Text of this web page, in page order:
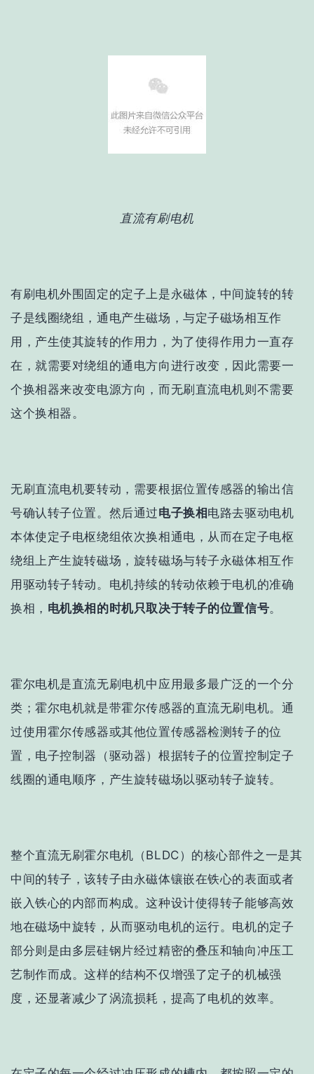
直流有刷电机
有刷电机外围固定的定子上是永磁体，中间旋转的转
子是线圈绕组，通电产生磁场，与定子磁场相互作
用，产生使其旋转的作用力，为了使得作用力一直存
在，就需要对绕组的通电方向进行改变，因此需要一
个换相器来改变电源方向，而无刷直流电机则不需要
这个换相器。
无刷直流电机要转动，需要根据位置传感器的输出信
号确认转子位置。然后通过电子换相电路去驱动电机
本体使定子电枢绕组依次换相通电，从而在定子电枢
绕组上产生旋转磁场，旋转磁场与转子永磁体相互作
用驱动转子转动。电机持续的转动依赖于电机的准确
换相， 电机换相的时机只取决于转子的位置信号。
霍尔电机是直流无刷电机中应用最多最广泛的一个分
类；霍尔电机就是带霍尔传感器的直流无刷电机。通
过使用霍尔传感器或其他位置传感器检测转子的位
置，电子控制器（驱动器）根据转子的位置控制定子
线圈的通电顺序，产生旋转磁场以驱动转子旋转。
整个直流无刷霍尔电机（BLDC）的核心部件之一是其
中间的转子，该转子由永磁体镶嵌在铁心的表面或者
嵌入铁心的内部而构成。这种设计使得转子能够高效
地在磁场中旋转，从而驱动电机的运行。电机的定子
部分则是由多层硅钢片经过精密的叠压和轴向冲压工
艺制作而成。这样的结构不仅增强了定子的机械强
度，还显著减少了涡流损耗，提高了电机的效率。